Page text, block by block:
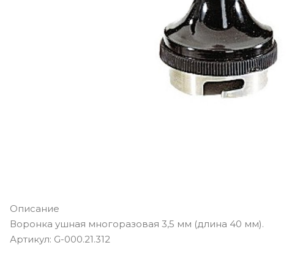
Описание
Воронка ушная многоразовая 3,5 мм (длина 40 мм).
Артикул: G-000.21.312